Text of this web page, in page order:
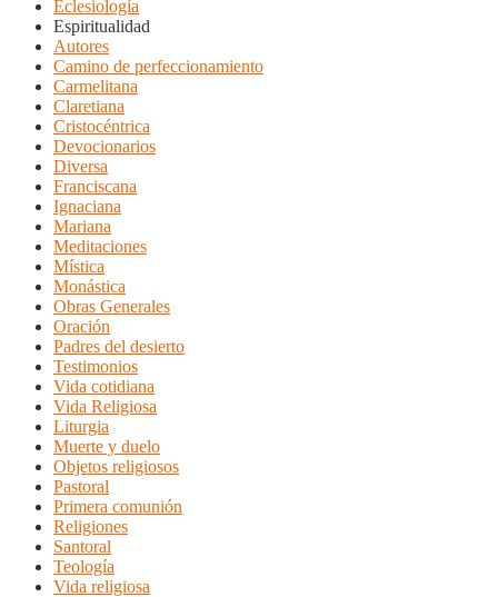
Eclesiología
Espiritualidad
Autores
Camino de perfeccionamiento
Carmelitana
Claretiana
Cristocéntrica
Devocionarios
Diversa
Franciscana
Ignaciana
Mariana
Meditaciones
Mística
Monástica
Obras Generales
Oración
Padres del desierto
Testimonios
Vida cotidiana
Vida Religiosa
Liturgia
Muerte y duelo
Objetos religiosos
Pastoral
Primera comunión
Religiones
Santoral
Teología
Vida religiosa